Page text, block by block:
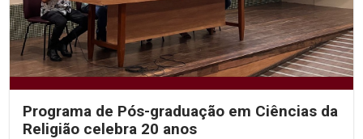
Programa de Pós-graduação em Ciências da
Religião celebra 20 anos